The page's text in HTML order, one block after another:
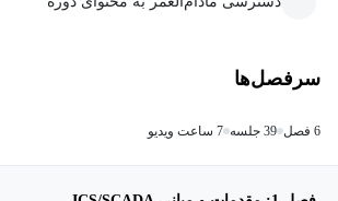
سرفصل‌ها
6 فصل 39 جلسه 7 ساعت ویدیو